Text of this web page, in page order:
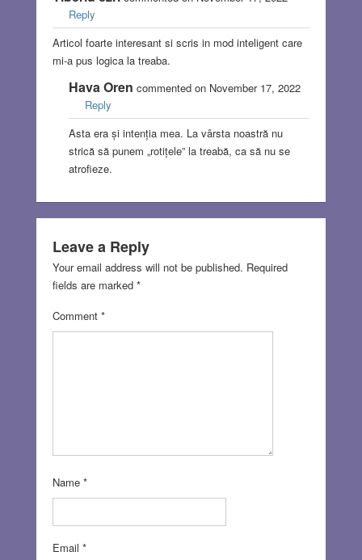
Reply
Articol foarte interesant si scris in mod inteligent care
mi-a pus logica la treaba.
Hava Oren commented on November 17, 2022
Reply
Asta era și intenția mea. La vârsta noastră nu
strică să punem „rotițele” la treabă, ca să nu se
atrofieze.
Leave a Reply
Your email address will not be published. Required
fields are marked *
Comment *
Name *
Email *